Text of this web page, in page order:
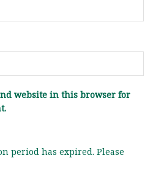
website in this browser for
period has expired. Please